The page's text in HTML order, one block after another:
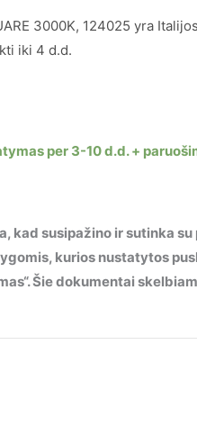
3000K, 124025 yra
iki 4 d.d.
per 3-10 d.d. +
kad susipažino ir sutinka
kurios nustatytos
Šie dokumentai